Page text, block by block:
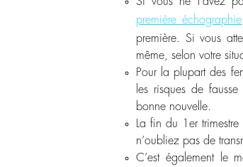
première échographie
première. Si vous
même, selon votre
Pour la plupart des
les risques de
bonne nouvelle.
La fin du 1 ertrimestre
n’oubliez pas de
C’est également le